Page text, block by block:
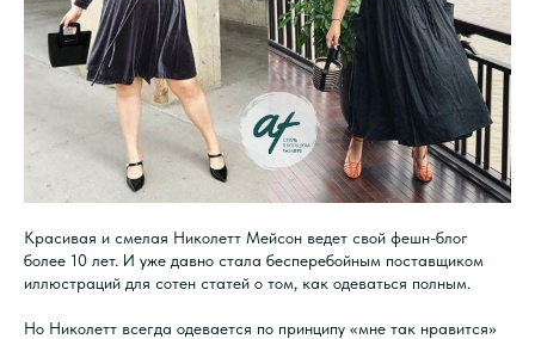
Красивая и смелая Николетт Мейсон ведет свой фешн-блог
более 10 лет. И уже давно стала бесперебойным поставщиком
иллюстраций для сотен статей о том, как одеваться полным.
Но Николетт всегда одевается по принципу «мне так нравится»